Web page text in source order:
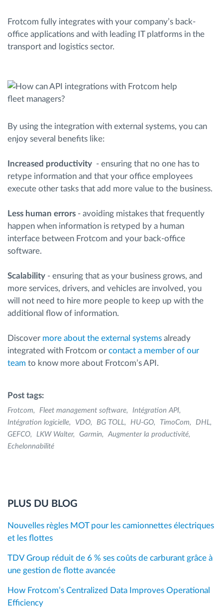
Frotcom fully integrates with your company’s back-
office applications and with leading IT platforms in the
transport and logistics sector.
By using the integration with external systems, you can
enjoy several benefits like:
Increased productivity - ensuring that no one has to
retype information and that your office employees
execute other tasks that add more value to the business.
Less human errors - avoiding mistakes that frequently
happen when information is retyped by a human
interface between Frotcom and your back-office
software.
Scalability - ensuring that as your business grows, and
more services, drivers, and vehicles are involved, you
will not need to hire more people to keep up with the
additional flow of information.
Discover more about the external systems already
integrated with Frotcom or contact a member of our
team to know more about Frotcom’s API.
Post tags:
Frotcom Fleet management software
Intégration API
Intégration logicielle
VDO BG TOLL HU-GO TimoCom
DHL
GEFCO
LKW Walter Garmin
Augmenter la productivité
Echelonnabilité
PLUS DU BLOG
Nouvelles règles MOT pour les camionnettes électriques
et les flottes
TDV Group réduit de 6 % ses coûts de carburant grâce à
une gestion de flotte avancée
How Frotcom’s Centralized Data Improves Operational
Efficiency